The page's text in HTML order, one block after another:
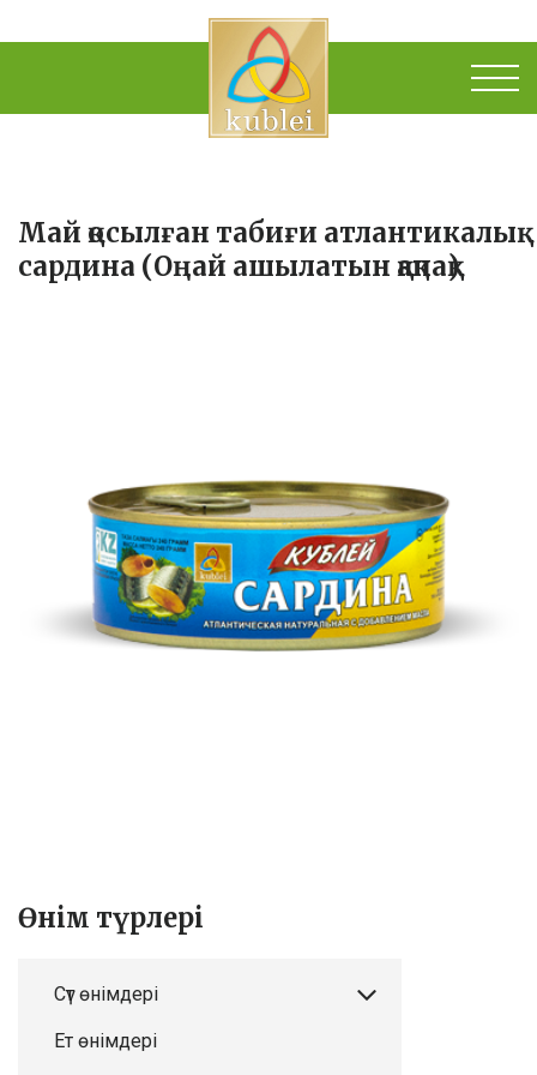
Май қосылған табиғи атлантикалық
сардина (Оңай ашылатын қақпақ)
Өнім түрлері
Сүт өнімдері
Ет өнімдері